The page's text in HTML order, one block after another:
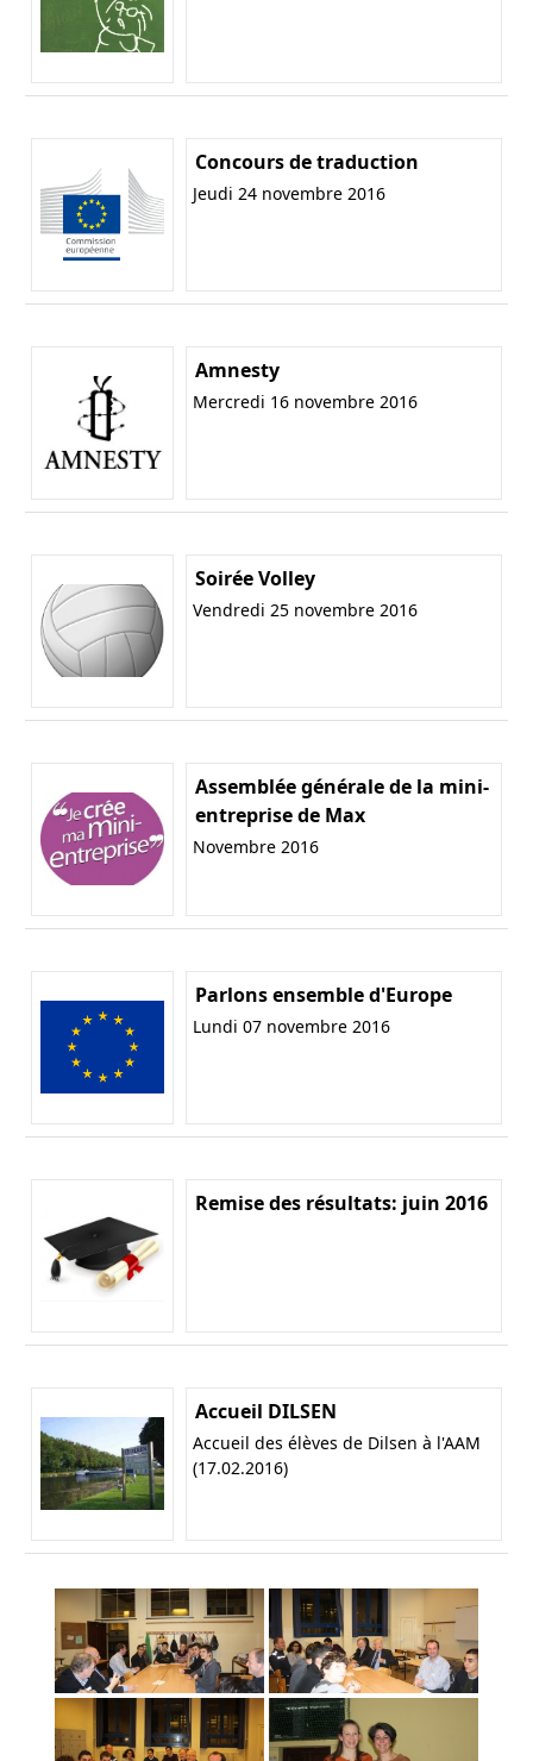
Concours de traduction
Jeudi 24 novembre 2016
Amnesty
Mercredi 16 novembre 2016
Soirée Volley
Vendredi 25 novembre 2016
Assemblée générale de la mini-
entreprise de Max
Novembre 2016
Parlons ensemble d'Europe
Lundi 07 novembre 2016
Remise des résultats: juin 2016
Accueil DILSEN
Accueil des élèves de Dilsen à l'AAM
(17.02.2016)